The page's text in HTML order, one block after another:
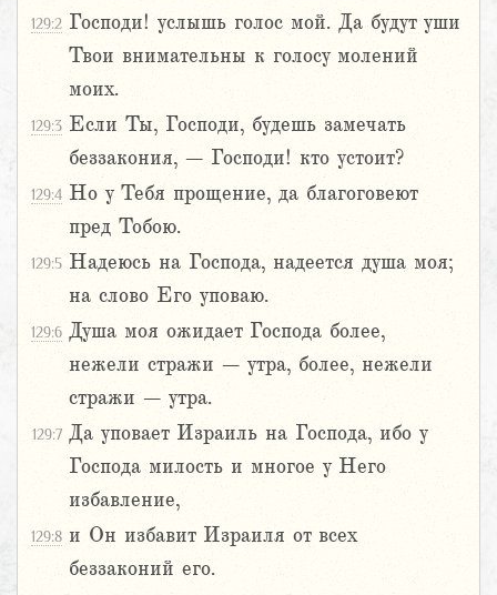
129:2 Господи! услышь голос мой. Да будут уши
Твои внимательны к голосу молений
моих.
129:3 Если Ты, Господи, будешь замечать
беззакония, – Господи! кто устоит?
129:4 Но у Тебя прощение, да благоговеют
пред Тобою.
129:5 Надеюсь на Господа, надеется душа моя;
на слово Его уповаю.
129:6 Душа моя ожидает Господа более,
нежели стражи – утра, более, нежели
стражи – утра.
129:7 Да уповает Израиль на Господа, ибо у
Господа милость и многое у Него
избавление,
129:8 и Он избавит Израиля от всех
беззаконий его.